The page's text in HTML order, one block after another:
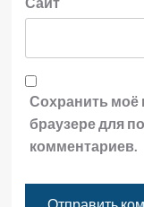
Сохранить моё
браузере для
комментариев.